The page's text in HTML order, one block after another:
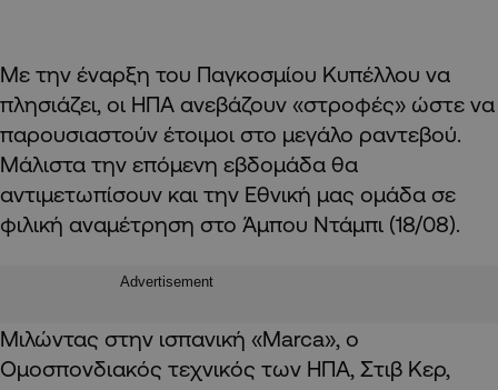
Με την έναρξη του Παγκοσμίου Κυπέλλου να
πλησιάζει, οι ΗΠΑ ανεβάζουν «στροφές» ώστε να
παρουσιαστούν έτοιμοι στο μεγάλο ραντεβού.
Μάλιστα την επόμενη εβδομάδα θα
αντιμετωπίσουν και την Εθνική μας ομάδα σε
φιλική αναμέτρηση στο Άμπου Ντάμπι (18/08).
Advertisement
Μιλώντας στην ισπανική «Marca», ο
Ομοσπονδιακός τεχνικός των ΗΠΑ, Στιβ Κερ,